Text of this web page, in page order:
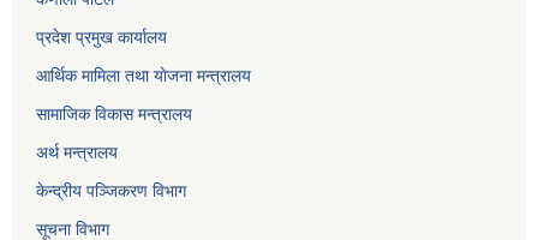
प्रदेश प्रमुख कार्यालय
आर्थिक मामिला तथा याेजना मन्त्रालय
सामाजिक विकास मन्त्रालय
अर्थ मन्त्रालय
केन्द्रीय पञ्जिकरण विभाग
सूचना विभाग